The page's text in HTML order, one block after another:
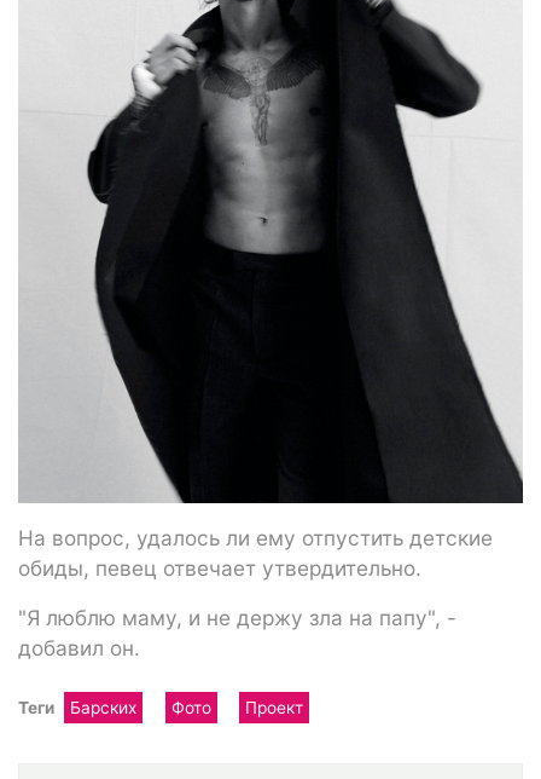
На вопрос, удалось ли ему отпустить детские
обиды, певец отвечает утвердительно.
"Я люблю маму, и не держу зла на папу", -
добавил он.
Теги Барских Фото Проект